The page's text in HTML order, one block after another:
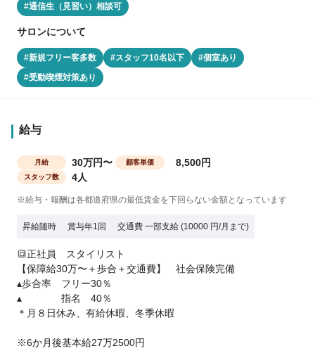
#通信生（見習い）相談可
サロンについて
#新規フリー客多数 #スタッフ10名以下
#個室あり
#受動喫煙対策あり
給与
月給 30万円〜 顧客単価 8,500円
スタッフ数 4人
※給与・報酬は各都道府県の最低賃金を下回らない金額となっています
昇給随時 賞与年1回 交通費 一部支給 (10000 円/月まで)
🔳正社員 スタイリスト
【保障給30万〜＋歩合＋交通費】 社会保険完備
▴歩合率 フリー30％
▴ 指名 40％
＊月８日休み、有給休暇、冬季休暇
※6か月後基本給27万2500円